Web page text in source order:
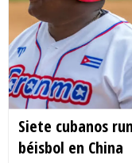
Siete cubanos
béisbol en China